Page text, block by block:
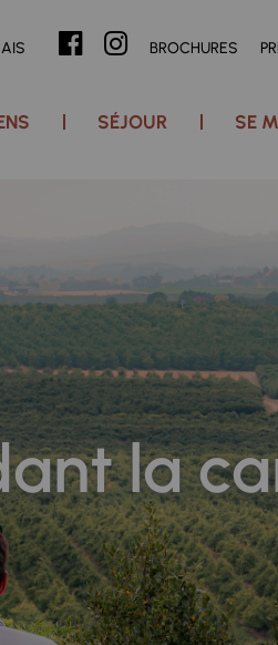
BROCHURES
SÉJOUR SE
la